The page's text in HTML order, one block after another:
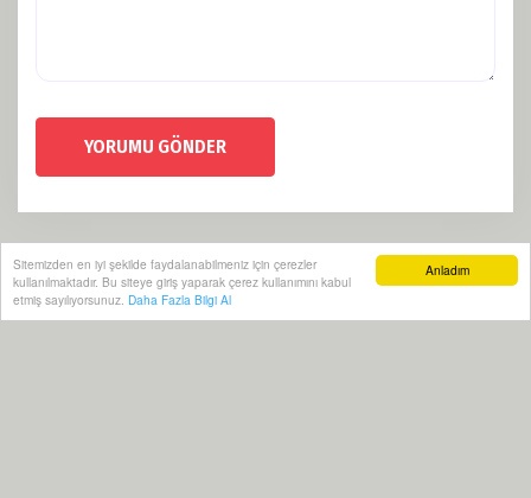
Anladım
Sitemizden en iyi şekilde faydalanabilmeniz için çerezler
kullanılmaktadır. Bu siteye giriş yaparak çerez kullanımını kabul
etmiş sayılıyorsunuz. Daha Fazla Bilgi Al
YORUMU GÖNDER